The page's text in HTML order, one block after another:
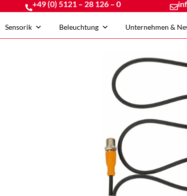
+49 (0) 5121 – 28 126 – 0
Sensorik Beleuchtung Unternehmen &